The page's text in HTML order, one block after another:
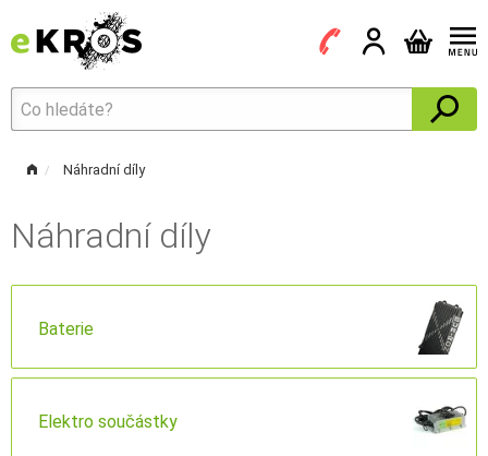
Náhradní díly
Náhradní díly
Baterie
Elektro součástky